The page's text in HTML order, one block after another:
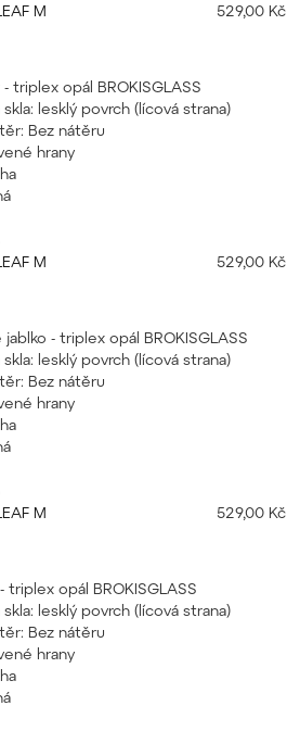
M
529,00 Kč
triplex opál BROKISGLASS
skla: lesklý povrch (lícová strana)
Bez nátěru
hrany
M
529,00 Kč
jablko - triplex opál BROKISGLASS
skla: lesklý povrch (lícová strana)
Bez nátěru
hrany
M
529,00 Kč
triplex opál BROKISGLASS
skla: lesklý povrch (lícová strana)
Bez nátěru
hrany